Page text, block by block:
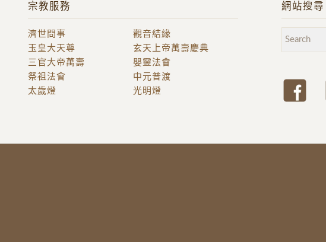
宗教服務
濟世問事
觀音結緣
玉皇大天尊
三官大帝萬壽
玄天上帝萬壽慶典
嬰靈法會
祭祖法會
中元普渡
太歲燈
光明燈
網站搜尋